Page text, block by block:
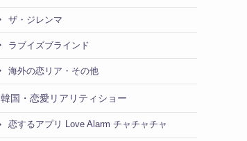
ザ・ジレンマ
ラブイズブラインド
海外の恋リア・その他
韓国・恋愛リアリティショー
恋するアプリ Love Alarm チャチャチャ